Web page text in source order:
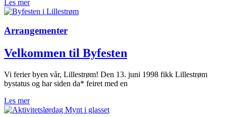
Les mer
Arrangementer
Velkommen til Byfesten
Vi ferier byen vår, Lillestrøm! Den 13. juni 1998 fikk Lillestrøm
bystatus og har siden da* feiret med en
Les mer